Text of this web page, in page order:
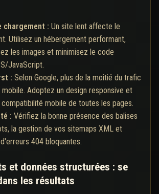
chargement : Un site lent affecte le
Utilisez un hébergement performant,
les images et minimisez le code
JavaScript.
: Selon Google, plus de la moitié du trafic
Adoptez un design responsive et
mobile de toutes les pages.
: Vérifiez la bonne présence des balises
la gestion de vos sitemaps XML et
404 bloquantes.
et données structurées : se
les résultats